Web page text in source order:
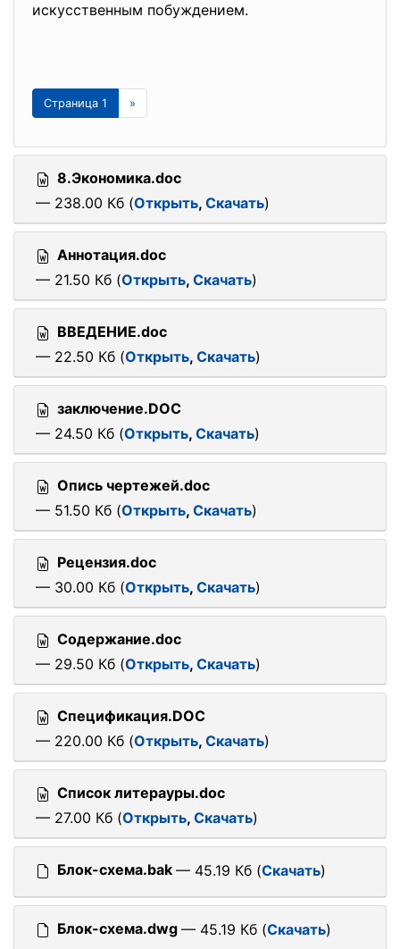
искусственным побуждением.
Страница 1 »
8.Экономика.doc
— 238.00 Кб (Открыть, Скачать)
Аннотация.doc
— 21.50 Кб (Открыть, Скачать)
ВВЕДЕНИЕ.doc
— 22.50 Кб (Открыть, Скачать)
заключение.DOC
— 24.50 Кб (Открыть, Скачать)
Опись чертежей.doc
— 51.50 Кб (Открыть, Скачать)
Рецензия.doc
— 30.00 Кб (Открыть, Скачать)
Содержание.doc
— 29.50 Кб (Открыть, Скачать)
Спецификация.DOC
— 220.00 Кб (Открыть, Скачать)
Список литерауры.doc
— 27.00 Кб (Открыть, Скачать)
Блок-схема.bak — 45.19 Кб (Скачать)
Блок-схема.dwg — 45.19 Кб (Скачать)